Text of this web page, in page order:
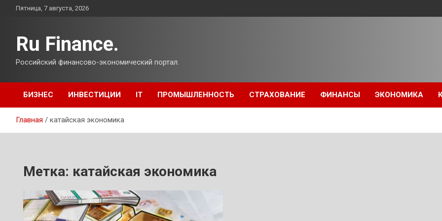
ПерейтиПятница, 7 августа, 2026
Ru Finance.
Российский финансово-экономический портал.
БИЗНЕС ИНВЕСТИЦИИ IT ПРОМЫШЛЕННОСТЬ СТРАХОВАНИЕ ФИНАНСЫ ЭКОНОМИКА
Главная катайская экономика
Метка: катайская экономика